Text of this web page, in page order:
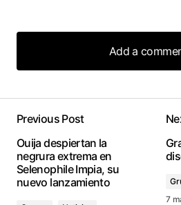
Add a
Add a
Previous Post
Ouija despiertan la
negrura extrema en
Selenophile Impia, su
nuevo lanzamiento
7